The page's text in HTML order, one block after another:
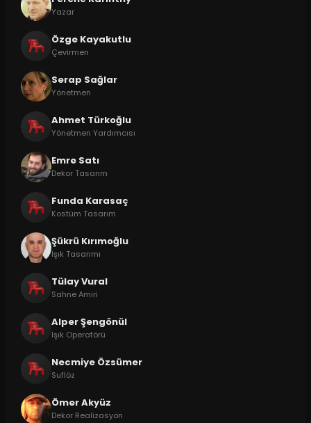
Yazar
Özge Kayakutlu
Çevirmen
Serap Sağlar
Yönetmen
Ahmet Türkoğlu
Yönetmen Yardımcısı
Emre Satı
Dekor Tasarım
Funda Karasaç
Kostüm Tasarım
Şükrü Kırımoğlu
Işık Tasarımı
Tülay Vural
Sahne Amiri
Alper Şengönül
Işık Operatörü
Necmiye Özsümer
Suflöz
Ömer Akyüz
Dekor Realizasyon